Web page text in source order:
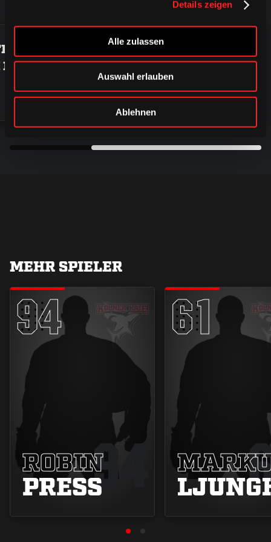
Details zeigen
Alle zulassen
Auswahl erlauben
Ablehnen
NHL-DEBÜT FÜR
COLUMBUS
2019
VON
DER 2.
MEHR SPIELER
94
ROBIN
PRESS94
61